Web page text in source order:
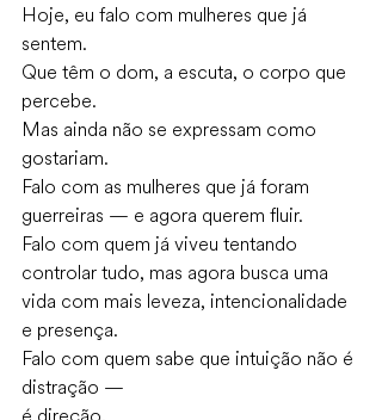
Hoje, eu falo com mulheres que já
sentem.
Que têm o dom, a escuta, o corpo que
percebe.
Mas ainda não se expressam como
gostariam.
Falo com as mulheres que já foram
guerreiras — e agora querem fluir.
Falo com quem já viveu tentando
controlar tudo, mas agora busca uma
vida com mais leveza, intencionalidade
e presença.
Falo com quem sabe que intuição não é
distração —